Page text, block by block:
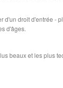
d'un droit d'entrée
d'âges.
beaux et les plus